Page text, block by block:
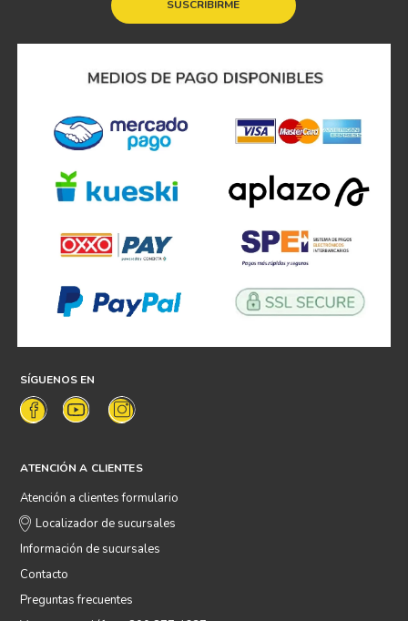
SUSCRIBIRME
SÍGUENOS EN
ATENCIÓN A CLIENTES
Atención a clientes formulario
Localizador de sucursales
Información de sucursales
Contacto
Preguntas frecuentes